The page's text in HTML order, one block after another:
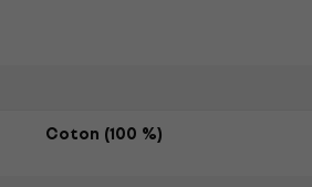
Coton (100 %)